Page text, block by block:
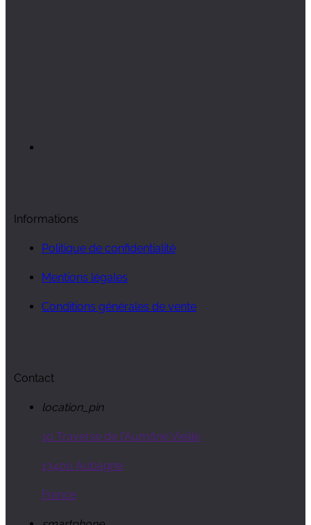
Informations
Politique de confidentialité
Mentions légales
Conditions générales de vente
Contact
location_pin
10 Traverse de l'Aumône Vieille
13400 Aubagne
France